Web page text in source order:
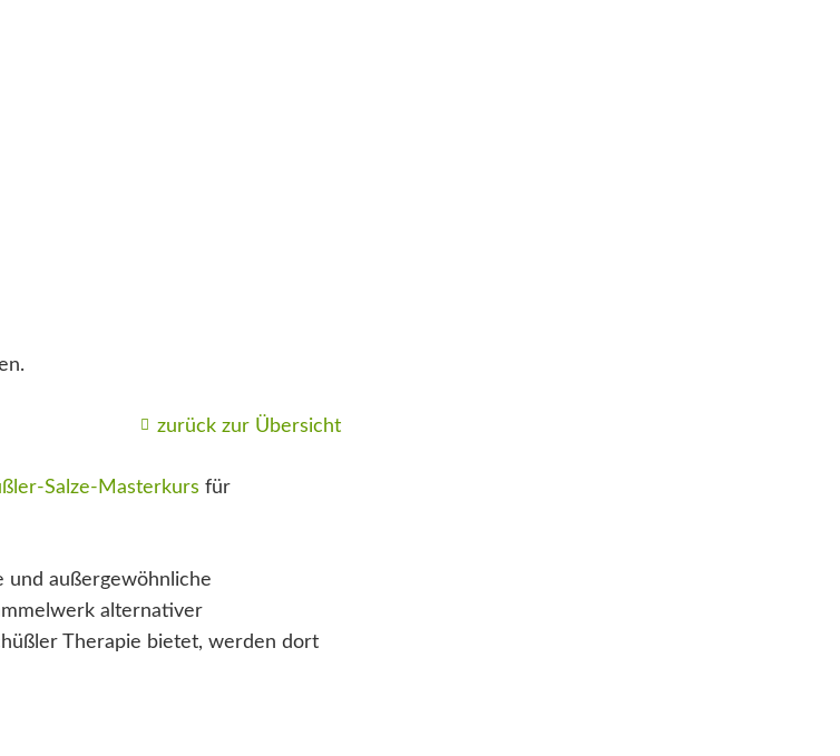
zurück zur Übersicht
Salze-Masterkurs für
außergewöhnliche
alternativer
Therapie bietet, werden dort